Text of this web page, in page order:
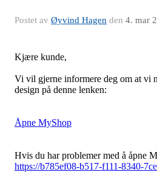
Postet av Øyvind Hagen den 4. mar
Kjære kunde,
Vi vil gjerne informere deg om at vi
design på denne lenken:
Åpne MyShop
Hvis du har problemer med å åpne
https://b785ef08-b517-f111-8340-